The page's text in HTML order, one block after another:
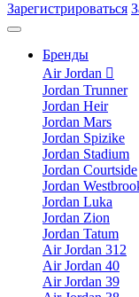
Зарегистрироваться
Бренды
Air Jordan
Jordan Trunner
Jordan Heir
Jordan Mars
Jordan Spizike
Jordan Stadium
Jordan Courtside
Jordan
Jordan Luka
Jordan Zion
Jordan Tatum
Air Jordan 312
Air Jordan 40
Air Jordan 39